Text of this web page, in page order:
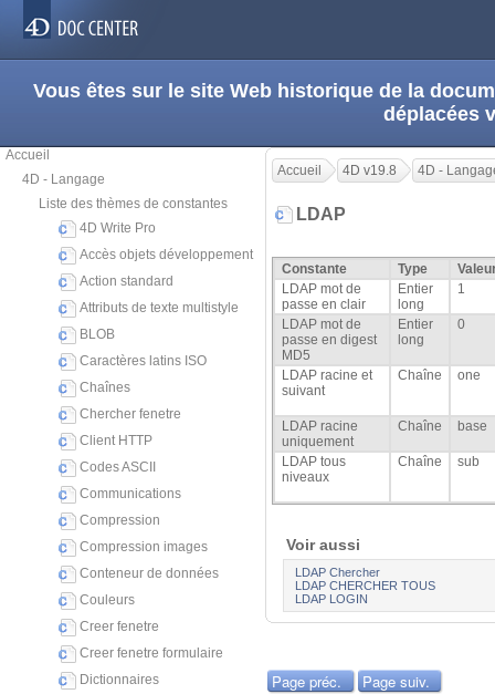
Vous êtes sur le site Web historique de la
déplacées
Accueil
4D - Langage
Liste des thèmes de constantes
4D Write Pro
Accès objets développement
Action standard
Attributs de texte multistyle
BLOB
Caractères latins ISO
Chaînes
Chercher fenetre
Client HTTP
Codes ASCII
Communications
Compression
Compression images
Conteneur de données
Couleurs
Creer fenetre
Creer fenetre formulaire
Dictionnaires
Accueil 4D v19.8 4D -
LDAP
Constante Type
LDAP mot de
passe en clair
Entier
long
1
LDAP mot de
passe en digest
MD5
Entier
long
0
LDAP racine et
suivant
Chaîne one
LDAP racine
uniquement
Chaîne base
LDAP tous
niveaux
Chaîne sub
Voir aussi
LDAP Chercher
LDAP CHERCHER TOUS
LDAP LOGIN
Page préc. Page suiv.